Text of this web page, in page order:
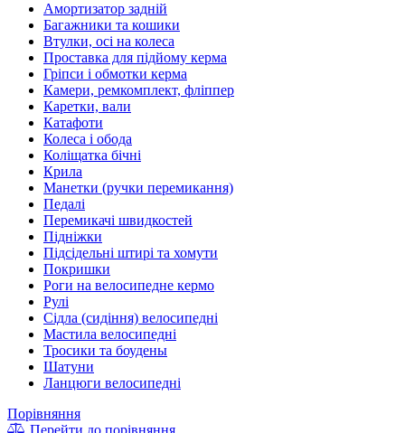
Амортизатор задній
Багажники та кошики
Втулки, осі на колеса
Проставка для підйому керма
Гріпси і обмотки керма
Камери, ремкомплект, фліппер
Каретки, вали
Катафоти
Колеса і обода
Коліщатка бічні
Крила
Манетки (ручки перемикання)
Педалі
Перемикачі швидкостей
Підніжки
Підсідельні штирі та хомути
Покришки
Роги на велосипедне кермо
Рулі
Сідла (сидіння) велосипедні
Мастила велосипедні
Тросики та боудены
Шатуни
Ланцюги велосипедні
Порівняння
Перейти до порівняння